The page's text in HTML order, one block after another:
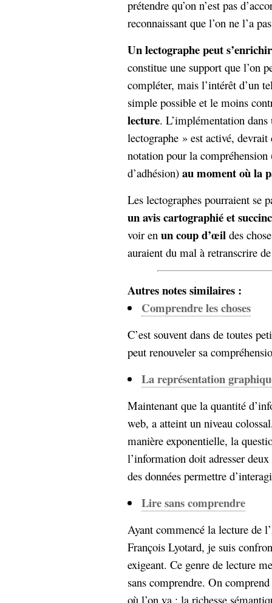
prétendre qu’on n’est pas
reconnaissant que l’on ne l’a
Un lectographe peut s’enrichir
constitue une support que l’on
compléter, mais l’intérêt d’un
simple possible et le moins
lecture. L’implémentation
lectographe » est activé,
notation pour la
d’adhésion) au moment où la
Les lectographes pourraient se
un avis cartographié et
voir en un coup d’œil des
auraient du mal à retranscrire
Autres notes similaires :
Comprendre les choses
C’est souvent dans de toutes
peut renouveler sa
La représentation
Maintenant que la quantité
web, a atteint un niveau
manière exponentielle, la
l’information doit adresser
des données permettre
Lire sans comprendre
Ayant commencé la lecture de
François Lyotard, je suis
exigeant. Ce genre de lecture
sans comprendre. On
où l’on va : la richesse